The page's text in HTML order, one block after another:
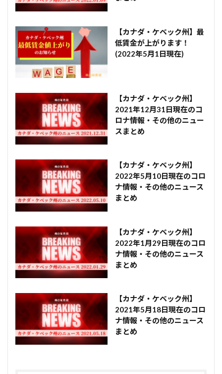
【カナダ・ケベック州】最
低賃金が上がります！
(2022年5月1日現在)
【カナダ・ケベック州】
2021年12月31日現在のコ
ロナ情報・その他のニュー
スまとめ
【カナダ・ケベック州】
2022年5月10日現在のコロ
ナ情報・その他のニュース
まとめ
【カナダ・ケベック州】
2022年1月29日現在のコロ
ナ情報・その他のニュース
まとめ
【カナダ・ケベック州】
2021年5月18日現在のコロ
ナ情報・その他のニュース
まとめ